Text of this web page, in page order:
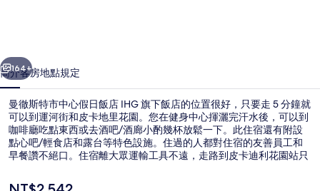
假
日
飯
店
IHG
旗
個 下一個
164+
簡介客房地點規定
曼徹斯特市中心假日飯店 IHG 旗下飯店的位置很好，只要走 5 分鐘就
可以到運河街和皮卡地里花園。您在健身中心揮灑完汗水後，可以到
咖啡廳吃點東西或去酒吧/酒廊小酌幾杯放鬆一下。此住宿還有附設
點心吧/輕食店和露台等特色設施。住過的人都對住宿的友善員工和
早餐讚不絕口。住宿離大眾運輸工具不遠，走路到皮卡迪利花園站只
目